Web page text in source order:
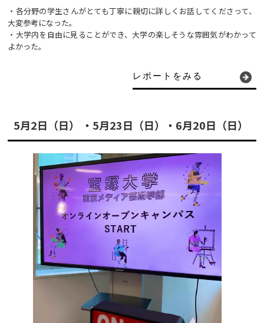
・各分野の学生さんがとても丁寧に親切に詳しくお話してくださって、
大変参考になった。
・大学内を自由に見ることができ、大学の楽しそうな雰囲気がわかって
よかった。
レポートをみる
5月2日（日） ・5月23日（日）・6月20日（日）